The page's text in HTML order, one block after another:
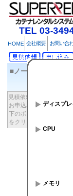
TEL 03-
HOME 会社概要 お問い合
ディスプレ
CPU
メモリ
■ノート型Mac検索
見積依頼 ・
お申込みは
下のボタン
をクリック